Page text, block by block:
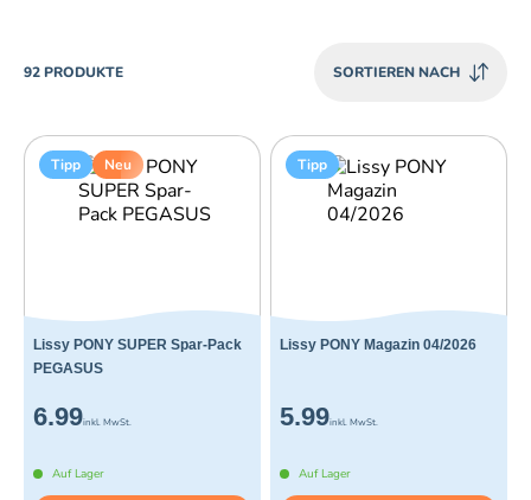
PRODUCTS
92 PRODUKTE SORTIEREN NACH
Tipp Neu
Lissy PONY SUPER Spar-Pack
PEGASUS
6.99inkl. MwSt.
Auf Lager
Tipp
Lissy PONY Magazin 04/2026
5.99inkl. MwSt.
Auf Lager